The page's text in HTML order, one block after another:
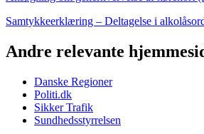
Samtykkeerklæring – Deltagelse i
Andre relevante
Danske Regioner
Politi.dk
Sikker Trafik
Sundhedsstyrrelsen